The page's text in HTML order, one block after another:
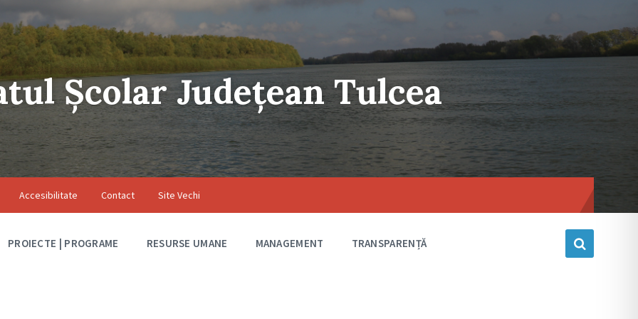
Școlar Județean Tulcea
Accesibilitate Contact Site Vechi
PROIECTE | PROGRAME RESURSE UMANE MANAGEMENT TRANSPARENȚĂ